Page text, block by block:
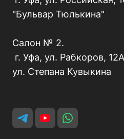
"Бульвар Тюлькина"
Салон № 2.
г. Уфа, ул. Рабкоров,
ул. Степана Кувыкина